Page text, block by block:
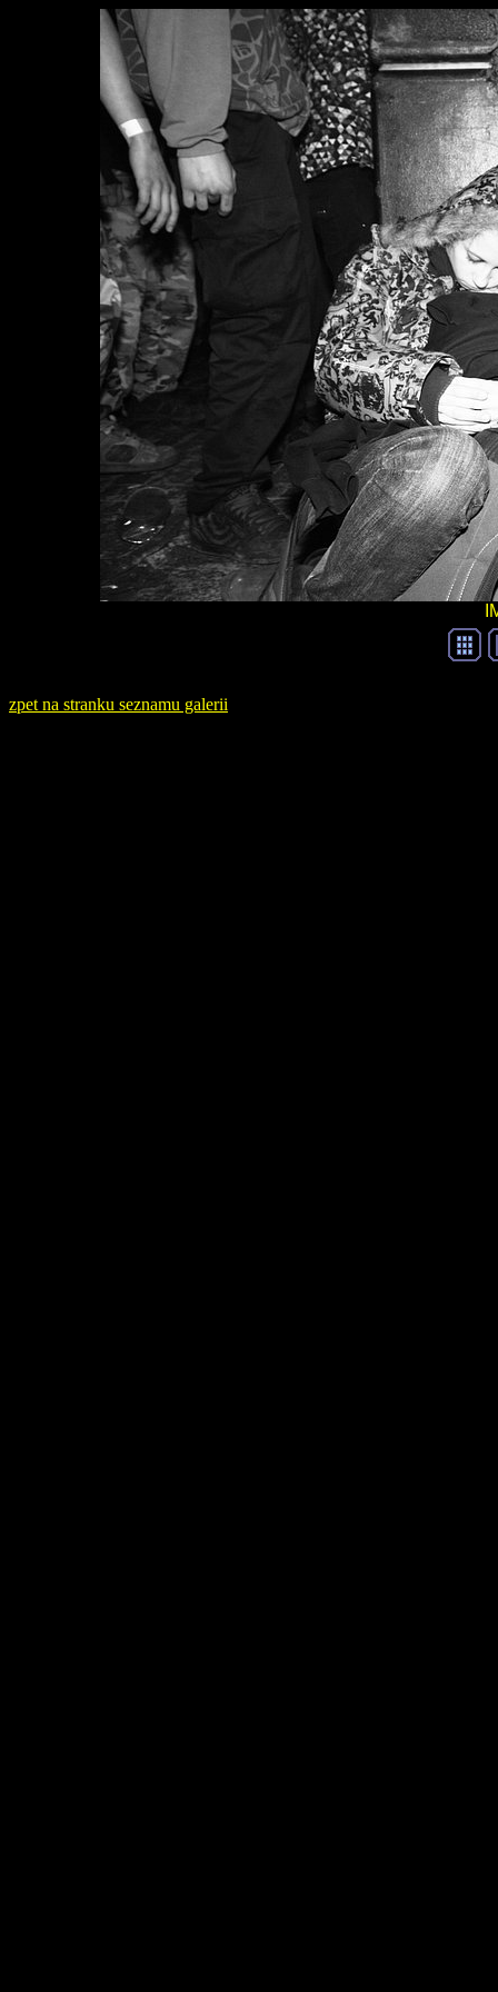
zpet na stranku seznamu galerii